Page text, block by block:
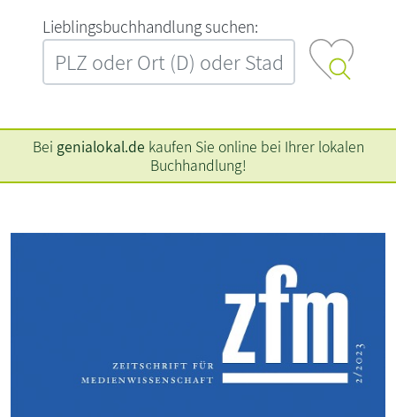
L‍i‍e‍b‍l‍i‍n‍g‍s‍b‍u‍c‍h‍h‍a‍n‍d‍l‍u‍n‍g‍ ‍s‍u‍c‍h‍e‍n‍:‍
Bei genialokal.de kaufen Sie online bei Ihrer lokalen
Buchhandlung!